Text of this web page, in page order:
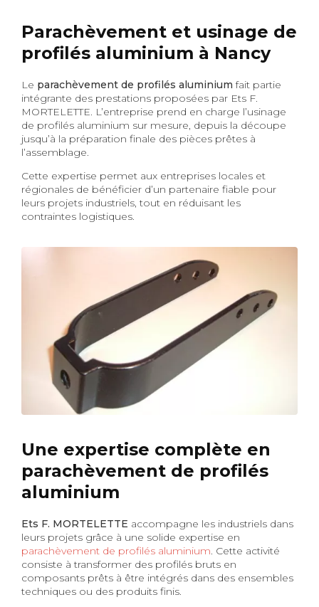
Parachèvement et usinage de
profilés aluminium à Nancy
Le parachèvement de profilés aluminium fait partie
intégrante des prestations proposées par Ets F.
MORTELETTE. L’entreprise prend en charge l’usinage
de profilés aluminium sur mesure, depuis la découpe
jusqu’à la préparation finale des pièces prêtes à
l’assemblage.
Cette expertise permet aux entreprises locales et
régionales de bénéficier d’un partenaire fiable pour
leurs projets industriels, tout en réduisant les
contraintes logistiques.
Une expertise complète en
parachèvement de profilés
aluminium
Ets F. MORTELETTE accompagne les industriels dans
leurs projets grâce à une solide expertise en
parachèvement de profilés aluminium. Cette activité
consiste à transformer des profilés bruts en
composants prêts à être intégrés dans des ensembles
techniques ou des produits finis.